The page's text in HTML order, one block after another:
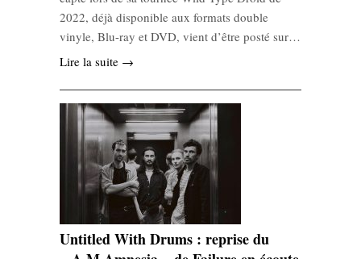
2022, déjà disponible aux formats double
vinyle, Blu-ray et DVD, vient d’être posté sur…
Lire la suite →
Untitled With Drums : reprise du